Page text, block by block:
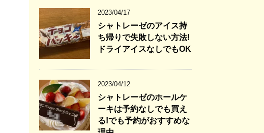
2023/04/17
シャトレーゼのアイス持
ち帰りで失敗しない方法!
ドライアイスなしでもOK
2023/04/12
シャトレーゼのホールケ
ーキは予約なしでも買え
る!でも予約がおすすめな